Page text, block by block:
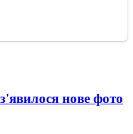
нове фото